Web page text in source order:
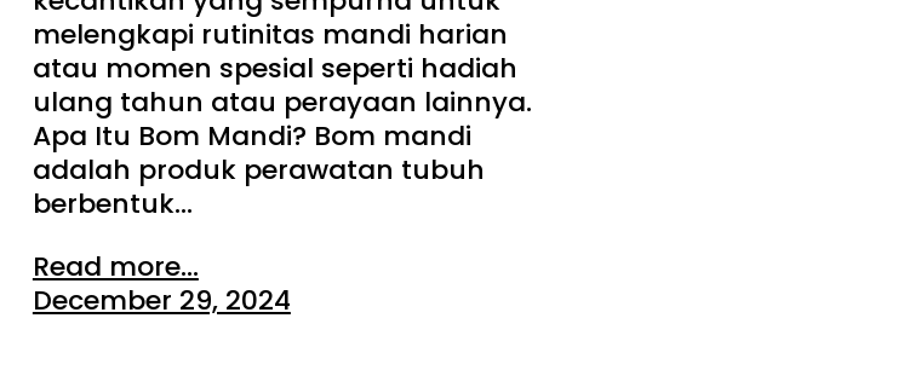
melengkapi rutinitas mandi harian
atau momen spesial seperti hadiah
ulang tahun atau perayaan lainnya.
Apa Itu Bom Mandi? Bom mandi
adalah produk perawatan tubuh
berbentuk…
Read more...
December 29, 2024